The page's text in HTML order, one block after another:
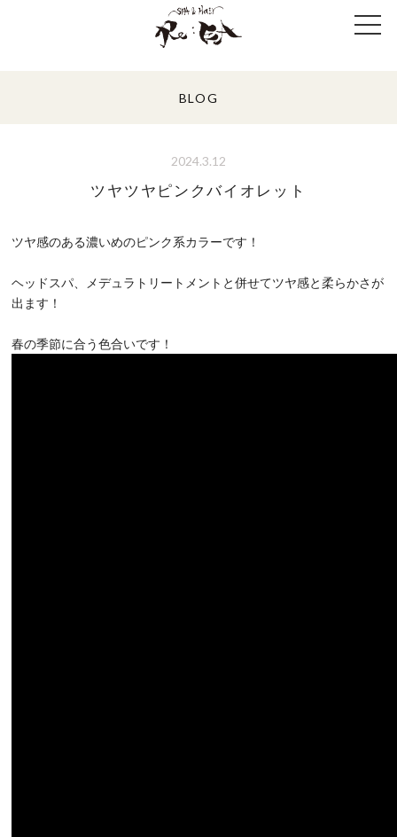
BLOG
2024.3.12
ツヤツヤピンクバイオレット
ツヤ感のある濃いめのピンク系カラーです！
ヘッドスパ、メデュラトリートメントと併せてツヤ感と柔らかさが
出ます！
春の季節に合う色合いです！